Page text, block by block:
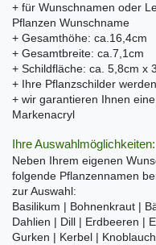
+ für Wunschnamen oder
Pflanzen Wunschname
+ Gesamthöhe: ca.16,4cm
+ Gesamtbreite: ca.7,1cm
+ Schildfläche: ca. 5,8cm x
+ Ihre Pflanzschilder
+ wir garantieren Ihnen
Markenacryl
Ihre Auswahlmöglichkeiten:
Neben Ihrem eigenen
folgende Pflanzennamen
zur Auswahl:
Basilikum | Bohnenkraut |
Dahlien | Dill | Erdbeeren |
Gurken | Kerbel |